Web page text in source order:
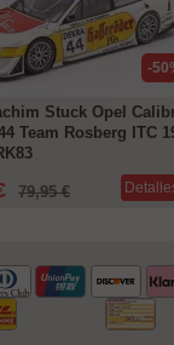
-
Stuck Opel
Team Rosberg ITC
79,95 €